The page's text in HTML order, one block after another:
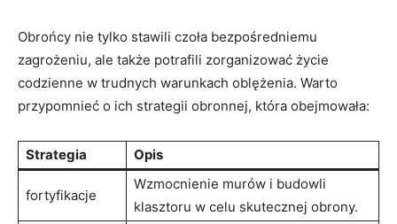
Obrońcy nie tylko stawili czoła bezpośredniemu
zagrożeniu, ale⁣ także potrafili‍ zorganizować życie
codzienne w trudnych warunkach oblężenia. Warto
przypomnieć o ich⁣ strategii obronnej, która obejmowała:
Strategia Opis
fortyfikacje
Wzmocnienie murów i budowli
klasztoru ​w celu skutecznej obrony.